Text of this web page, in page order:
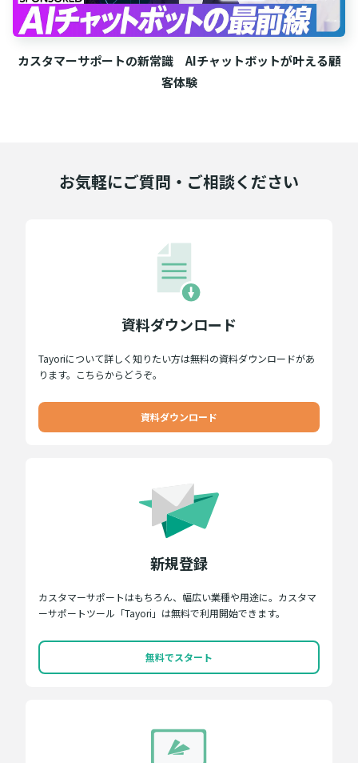
カスタマーサポートの新常識 AIチャットボットが叶える顧
客体験
お気軽にご質問・ご相談ください
資料ダウンロード
Tayoriについて詳しく知りたい方は無料の資料ダウンロードがあ
ります。こちらからどうぞ。
資料ダウンロード
新規登録
カスタマーサポートはもちろん、幅広い業種や用途に。カスタマ
ーサポートツール「Tayori」は無料で利用開始できます。
無料でスタート